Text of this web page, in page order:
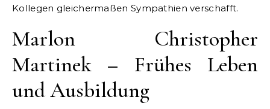
Kollegen gleichermaßen Sympathien verschafft.
Marlon Christopher
Martinek – Frühes Leben
und Ausbildung